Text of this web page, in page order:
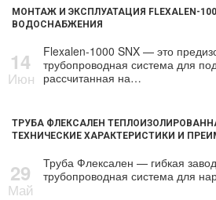
МОНТАЖ И ЭКСПЛУАТАЦИЯ FLEXALEN-
ВОДОСНАБЖЕНИЯ
14
Июн
Flexalen-1000 SNX — это
трубопроводная система для
рассчитанная на…
ТРУБА ФЛЕКСАЛЕН
ТЕХНИЧЕСКИЕ ХАРАКТЕРИСТИКИ И
29
Май
Труба Флексален — гибкая
трубопроводная система для